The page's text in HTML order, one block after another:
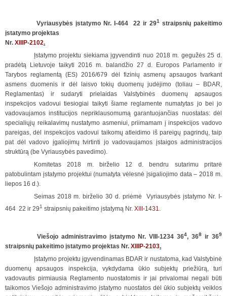
Vyriausybės įstatymo Nr. I-464 22 ir 291straipsnių pakeitimo
įstatymo projektas
Nr. XIIIP-2102.
Įstatymo projektu siekiama įgyvendinti nuo 2018 m. gegužės 25 d.
pradėtą Lietuvoje taikyti 2016 m. balandžio 27 d. Europos Parlamento ir
Tarybos reglamentą (ES) 2016/679 dėl fizinių asmenų apsaugos tvarkant
asmens duomenis ir dėl laisvo tokių duomenų judėjimo (toliau – BDAR,
Reglamentas) ir sudaryti prielaidas Valstybinės duomenų apsaugos
inspekcijos vadovui tiesiogiai taikyti šiame reglamente numatytas jo bei jo
vadovaujamos institucijos nepriklausomumą garantuojančias nuostatas: dėl
specialiųjų reikalavimų nustatymo asmeniui, priimamam į inspekcijos vadovo
pareigas, dėl inspekcijos vadovui taikomų atleidimo iš pareigų pagrindų, taip
pat dėl vadovo įgaliojimų tvirtinti jo vadovaujamos įstaigos administracijos
struktūrą (be Vyriausybės pavedimo).
Komitetas 2018 m. birželio 12 d. bendru sutarimu pritarė
patobulintam įstatymo projektui (numatyta vėlesnė įsigaliojimo data – 2018 m.
liepos 16 d.).
Seimas 2018 m. birželio 30 d. priėmė Vyriausybės įstatymo Nr. I-
464 22 ir 291 straipsnių pakeitimo įstatymą Nr. XIII-1431.
Viešojo administravimo įstatymo Nr. VIII-1234 364, 368ir 369
straipsnių pakeitimo įstatymo projektas Nr. XIIIP-2103.
Įstatymo projektu įgyvendinamas BDAR ir nustatoma, kad Valstybinė
duomenų apsaugos inspekcija, vykdydama ūkio subjektų priežiūrą, turi
vadovautis pirmiausia Reglamento nuostatomis ir jai privalomai negali būti
taikomos Viešojo administravimo įstatymo nuostatos dėl ūkio subjektų veiklos